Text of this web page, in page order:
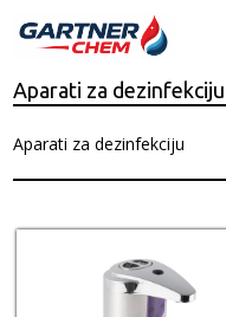
Aparati za dezinfekciju
Aparati za dezinfekciju